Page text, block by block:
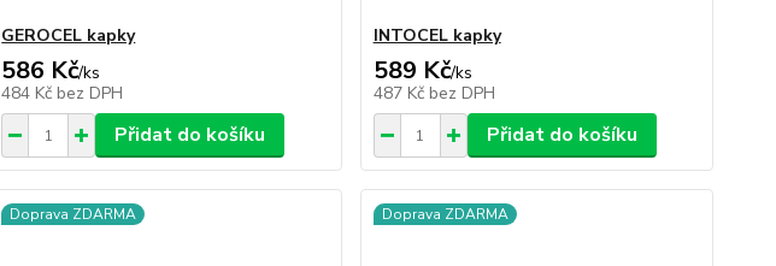
GEROCEL kapky
586 Kč/ks
484 Kč bez DPH
Přidat do košíku
INTOCEL kapky
589 Kč/ks
487 Kč bez DPH
Přidat do košíku
Doprava ZDARMA Doprava ZDARMA